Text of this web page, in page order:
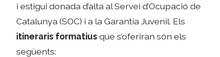
i estigui donada d’alta al Servei d’Ocupació de
Catalunya (SOC) i a la Garantia Juvenil. Els
itineraris formatiusque s’oferiran són els
següents: